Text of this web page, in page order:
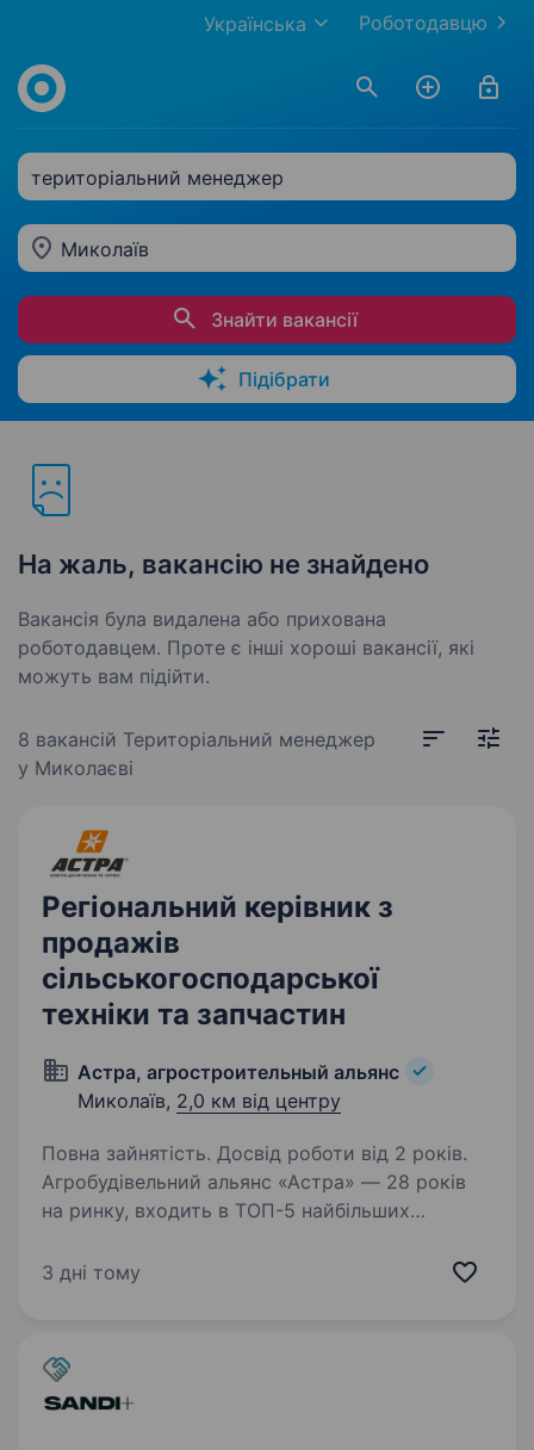
Роботодавцю
Українська
територіальний менеджер
Миколаїв
Знайти вакансії
Підібрати
На жаль, вакансію не знайдено
Вакансія була видалена або прихована
роботодавцем. Проте є інші хороші вакансії, які
можуть вам підійти.
8 вакансій Територіальний менеджер
у Миколаєві
Регіональний керівник з
продажів
сільськогосподарської
техніки та запчастин
Астра, агростроительный альянс
Миколаїв, 2,0 км від центру
Повна зайнятість. Досвід роботи від 2 років.
Агробудівельний альянс «Астра» — 28 років
на ринку, входить в ТОП-5 найбільших
сільгосптехніки в Україні. Офіційний дилер
3 дні тому